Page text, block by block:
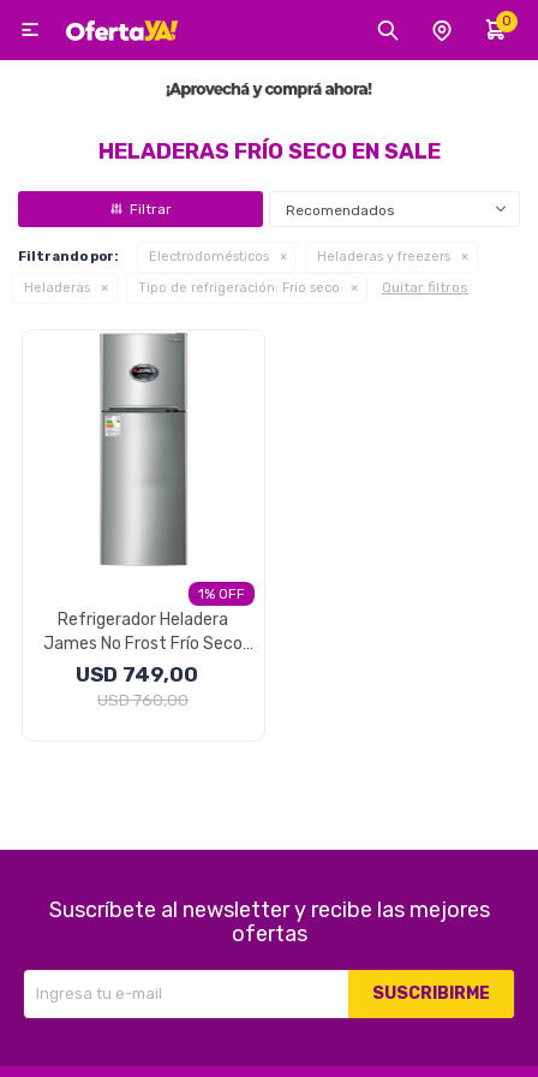
0

HELADERAS FRÍO SECO EN SALE
Recomendados
Filtrando por: Electrodomésticos
Heladeras y freezers
Heladeras
Tipo de refrigeración: Frío seco Quitar filtros
1
Refrigerador Heladera
James No Frost Frío Seco
317 Litros
USD 749,00
USD760,00
Suscríbete al newsletter y recibe las mejores
ofertas
SUSCRIBIRME
MI CUENTA
Tecnología
Tv, Audio y Video
Tecnología
Electrodomésticos
Pequeños electrodomésticos
Deportes y Tiempo Libre